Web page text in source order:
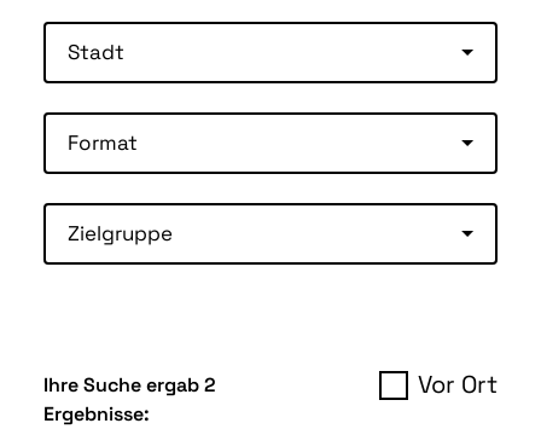
Stadt
Format
Zielgruppe
Ihre Suche ergab 2
Ergebnisse:
Vor Ort